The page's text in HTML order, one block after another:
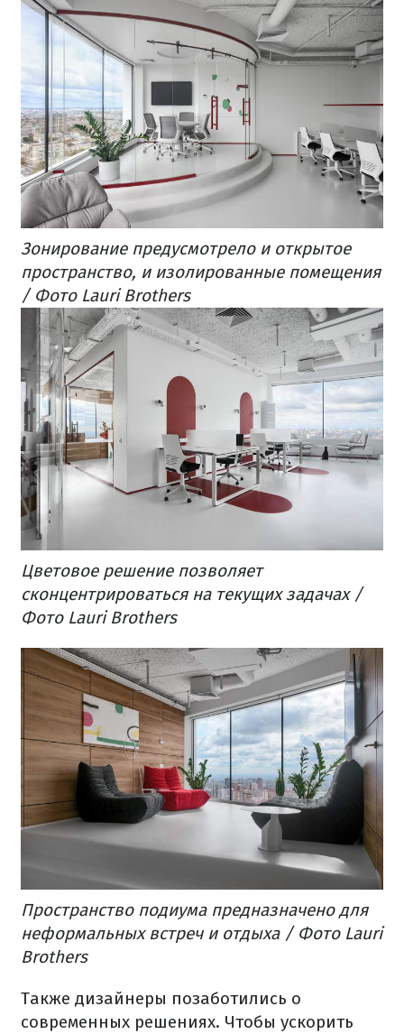
Зонирование предусмотрело и открытое
пространство, и изолированные помещения
/ Фото Lauri Brothers
Цветовое решение позволяет
сконцентрироваться на текущих задачах /
Фото Lauri Brothers
Пространство подиума предназначено для
неформальных встреч и отдыха / Фото Lauri
Brothers
Также дизайнеры позаботились о
современных решениях. Чтобы ускорить